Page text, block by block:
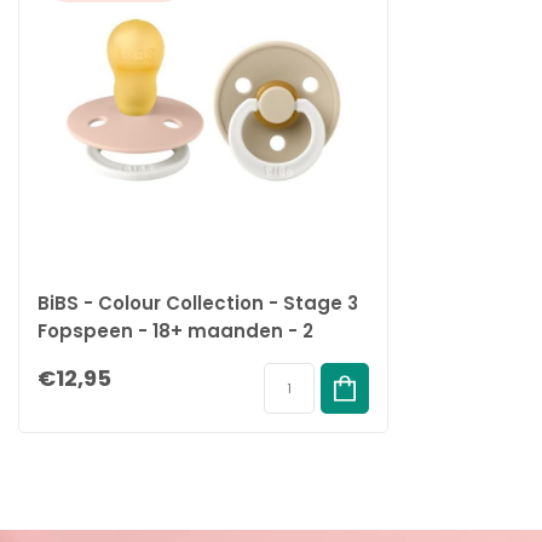
Ontworpen en vervaardigd in Denemarken/EU.
Voldoet aan de Europese norm EN 1400+A2.
Ethisch geproduceerd
We ontwikkelen onze producten met de grootste zorg voor de
BiBS - Colour Collection - Stage 3
Fopspeen - 18+ maanden - 2
stuks - Blush Glow / Vanilla Glow
€12,95